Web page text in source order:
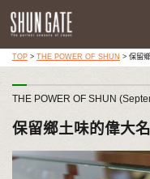
TOP> THE POWER OF SHUN > 保留
THE POWER OF SHUN
保留鄉土味的偉大